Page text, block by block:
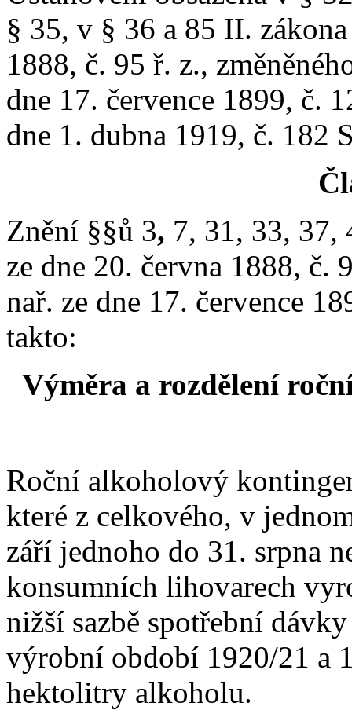
§ 35, v § 36 a 85 II.
1888, č. 95 ř. z.,
dne 17. července 1899, č.
dne 1. dubna 1919, č. 182
Znění §§ů 3, 7, 31, 33, 37,
ze dne 20. června 1888, č.
nař. ze dne 17. července
takto:
Výměra a rozdělení
Roční alkoholový
které z celkového, v
září jednoho do 31. srpna
konsumních lihovarech
nižší sazbě spotřební
výrobní období 1920/21 a
hektolitry alkoholu.